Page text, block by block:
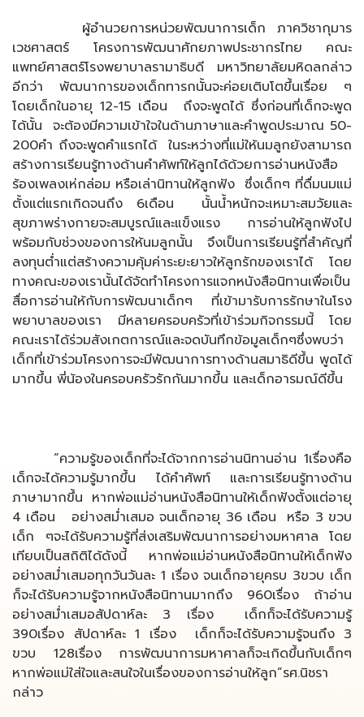
ผู้อำนวยการหน่วยพัฒนาการเด็ก ภาควิชากุมาร
เวชศาสตร์ โครงการพัฒนาศักยภาพประชากรไทย คณะ
แพทย์ศาสตร์โรงพยาบาลรามาธิบดี มหาวิทยาลัยมหิดลกล่าว
อีกว่า พัฒนาการของเด็กทารกนั้นจะค่อยเติบโตขึ้นเรื่อย ๆ
โดยเด็กในอายุ 12-15 เดือน ถึงจะพูดได้ ซึ่งก่อนที่เด็กจะพูด
ได้นั้น จะต้องมีความเข้าใจในด้านภาษาและคำพูดประมาณ 50-
200คำ ถึงจะพูดคำแรกได้ ในระหว่างที่แม่ให้นมลูกยังสามารถ
สร้างการเรียนรู้ทางด้านคำศัพท์ให้ลูกได้ด้วยการอ่านหนังสือ
ร้องเพลงเห่กล่อม หรือเล่านิทานให้ลูกฟัง ซึ่งเด็กๆ ที่ดื่มนมแม่
ตั้งแต่แรกเกิดจนถึง 6เดือน นั้นน้ำหนักจะเหมาะสมวัยและ
สุขภาพร่างกายจะสมบูรณ์และแข็งแรง การอ่านให้ลูกฟังไป
พร้อมกับช่วงของการให้นมลูกนั้น จึงเป็นการเรียนรู้ที่สำคัญที่
ลงทุนต่ำแต่สร้างความคุ้มค่าระยะยาวให้ลูกรักของเราได้ โดย
ทางคณะของเรานั้นได้จัดทำโครงการแจกหนังสือนิทานเพื่อเป็น
สื่อการอ่านให้กับการพัฒนาเด็กๆ ที่เข้ามารับการรักษาในโรง
พยาบาลของเรา มีหลายครอบครัวที่เข้าร่วมกิจกรรมนี้ โดย
คณะเราได้ร่วมสังเกตการณ์และจดบันทึกข้อมูลเด็กๆซึ่งพบว่า
เด็กที่เข้าร่วมโครงการจะมีพัฒนาการทางด้านสมาธิดีขึ้น พูดได้
มากขึ้น พี่น้องในครอบครัวรักกันมากขึ้น และเด็กอารมณ์ดีขึ้น
“ความรู้ของเด็กที่จะได้จากการอ่านนิทานอ่าน 1เรื่องคือ
เด็กจะได้ความรู้มากขึ้น ได้คำศัพท์ และการเรียนรู้ทางด้าน
ภาษามากขึ้น หากพ่อแม่อ่านหนังสือนิทานให้เด็กฟังตั้งแต่อายุ
4 เดือน อย่างสม่ำเสมอ จนเด็กอายุ 36 เดือน หรือ 3 ขวบ
เด็ก ๆจะได้รับความรู้ที่ส่งเสริมพัฒนาการอย่างมหาศาล โดย
เทียบเป็นสถิติได้ดังนี้ หากพ่อแม่อ่านหนังสือนิทานให้เด็กฟัง
อย่างสม่ำเสมอทุกวันวันละ 1 เรื่อง จนเด็กอายุครบ 3ขวบ เด็ก
ก็จะได้รับความรู้จากหนังสือนิทานมากถึง 960เรื่อง ถ้าอ่าน
อย่างสม่ำเสมอสัปดาห์ละ 3 เรื่อง เด็กก็จะได้รับความรู้
390เรื่อง สัปดาห์ละ 1 เรื่อง เด็กก็จะได้รับความรู้จนถึง 3
ขวบ 128เรื่อง การพัฒนาการมหาศาลก็จะเกิดขึ้นกับเด็กๆ
หากพ่อแม่ใส่ใจและสนใจในเรื่องของการอ่านให้ลูก”รศ.นิชรา
กล่าว